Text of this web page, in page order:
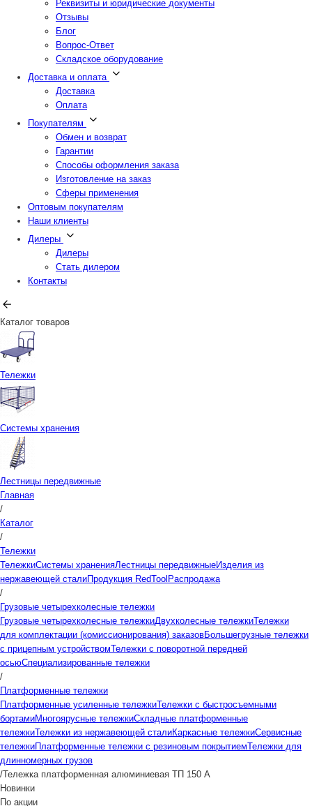
Реквизиты и юридические документы
Отзывы
Блог
Вопрос-Ответ
Складское оборудование
Доставка и оплата
Доставка
Оплата
Покупателям
Обмен и возврат
Гарантии
Способы оформления заказа
Изготовление на заказ
Сферы применения
Оптовым покупателям
Наши клиенты
Дилеры
Дилеры
Стать дилером
Контакты
Каталог товаров
Тележки
Системы хранения
Лестницы передвижные
Главная
/
Каталог
/
Тележки
ТележкиСистемы храненияЛестницы передвижныеИзделия из
нержавеющей сталиПродукция RedTool Распродажа
/
Грузовые четырехколесные тележки
Грузовые четырехколесные тележкиДвухколесные тележкиТележки
для комплектации (комиссионирования) заказовБольшегрузные тележки
с прицепным устройствомТележки с поворотной передней
осьюСпециализированные тележки
/
Платформенные тележки
Платформенные усиленные тележкиТележки с быстросъемными
бортамиМногоярусные тележкиСкладные платформенные
тележкиТележки из нержавеющей сталиКаркасные тележкиСервисные
тележкиПлатформенные тележки с резиновым покрытиемТележки для
длинномерных грузов
/Тележка платформенная алюминиевая ТП 150 А
Новинки
По акции